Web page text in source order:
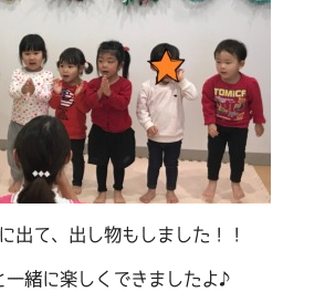
出て、出し物もしました！！
一緒に楽しくできましたよ♪